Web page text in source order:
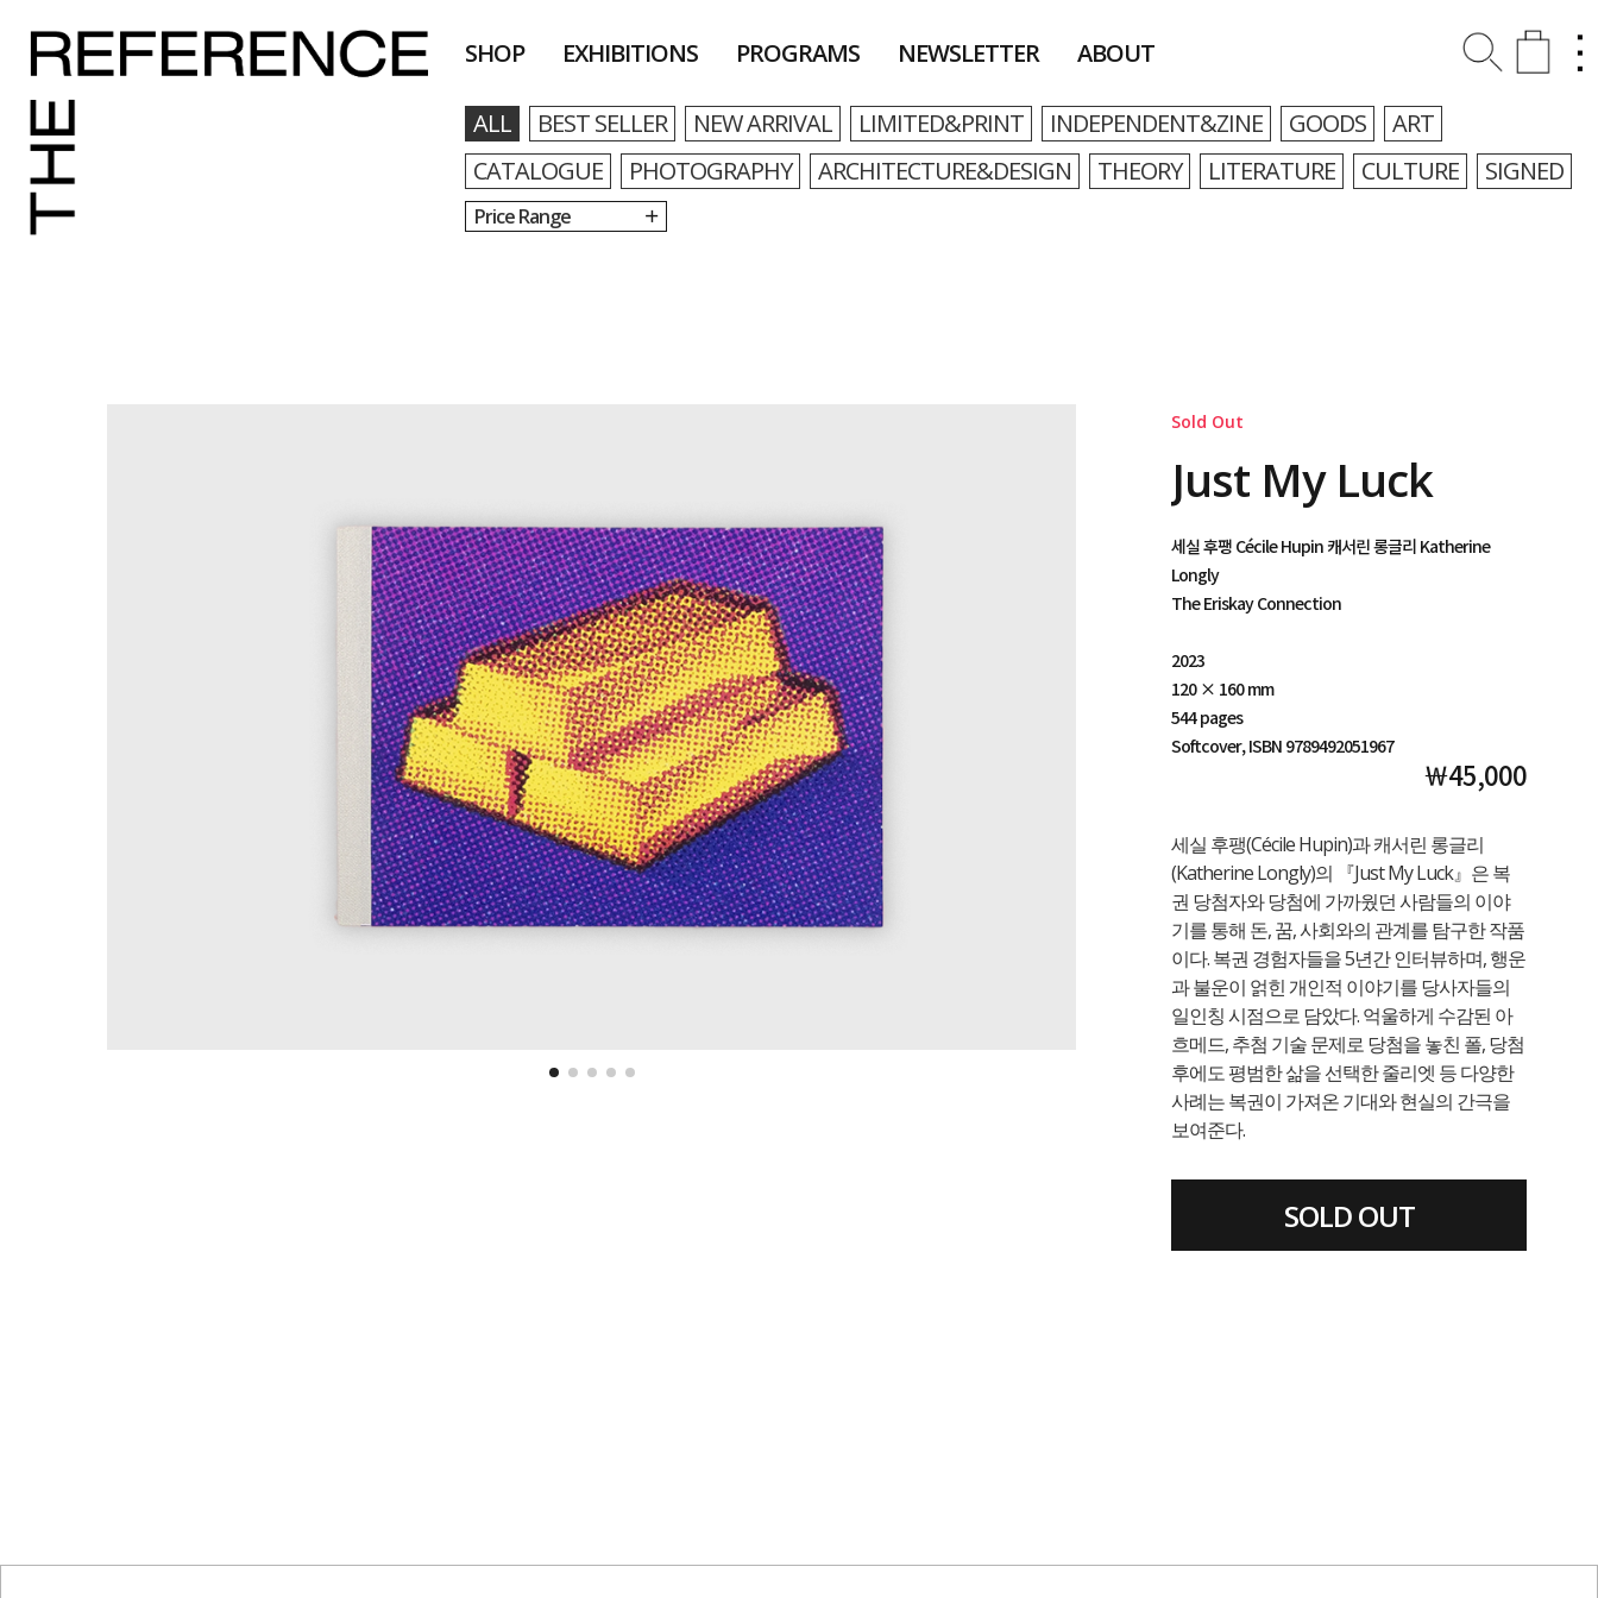
SHOP EXHIBITIONS PROGRAMS NEWSLETTER ABOUT
ALL BEST SELLER NEW ARRIVAL LIMITED&PRINT INDEPENDENT&ZINE GOODS
ART
CATALOGUE
PHOTOGRAPHY ARCHITECTURE&DESIGN THEORY LITERATURE CULTURE SIGNED
Price Range
Sold Out
Just My Luck
세실 후팽 Cécile Hupin 캐서린 롱글리 Katherine
Longly
The Eriskay Connection
2023
120 × 160 mm
544 pages
Softcover, ISBN 9789492051967
￦45,000
세실 후팽(Cécile Hupin)과 캐서린 롱글리
(Katherine Longly)의 『Just My Luck』은 복
권 당첨자와 당첨에 가까웠던 사람들의 이야
기를 통해 돈, 꿈, 사회와의 관계를 탐구한 작품
이다. 복권 경험자들을 5년간 인터뷰하며, 행운
과 불운이 얽힌 개인적 이야기를 당사자들의
일인칭 시점으로 담았다. 억울하게 수감된 아
흐메드, 추첨 기술 문제로 당첨을 놓친 폴, 당첨
후에도 평범한 삶을 선택한 줄리엣 등 다양한
사례는 복권이 가져온 기대와 현실의 간극을
보여준다.
SOLD OUT